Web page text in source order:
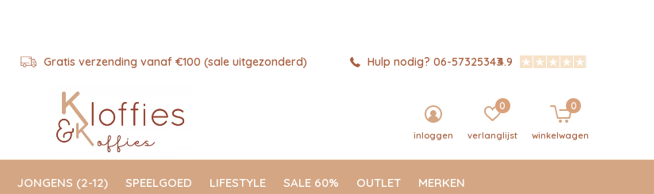
JONGENS (2-12) SPEELGOED LIFESTYLE SALE 60% OUTLET MERKEN
inloggen verlanglijst
0
winkelwagen
0
Gratis verzending vanaf €100 (sale uitgezonderd) Hulp nodig? 06-573253434.9